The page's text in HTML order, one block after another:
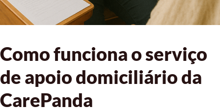
Como funciona o serviço
de apoio domiciliário da
CarePanda